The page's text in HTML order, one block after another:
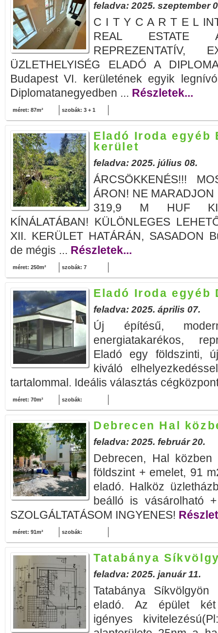
feladva: 2025. szeptember
C I T Y C A R T E L
REAL ESTATE
ÜZLETHELYISÉG ELADÓ A
Budapest VI. kerületének egyik
Diplomatanegyedben ... Részletek...
méret: 87m² szobák: 3 + 1
Eladó Iroda egyéb
kerület
feladva: 2025. július 08.
ÁRCSÖKKENÉS!!!
ÁRON! NE
319,9 M HUF
KÍNÁLATÁBAN! KÜLÖNLEGES
XII. KERÜLET HATÁRÁN, SASADON
de mégis ... Részletek...
méret: 250m² szobák: 7
Eladó Iroda egyéb
feladva: 2025. április 07.
Új építésű,
energiatakarékos,
Eladó egy földszinti,
kiváló
tartalommal. Ideális választás
méret: 70m² szobák:
Debrecen Hal
feladva: 2025. február 20.
Debrecen, Hal
földszint + emelet, 91
eladó. Halköz
beálló is vásárolható
SZOLGÁLTATÁSOM INGYENES!
méret: 91m² szobák:
Tatabánya
feladva: 2025. január 11.
Tatabánya
eladó. Az épület két
igényes